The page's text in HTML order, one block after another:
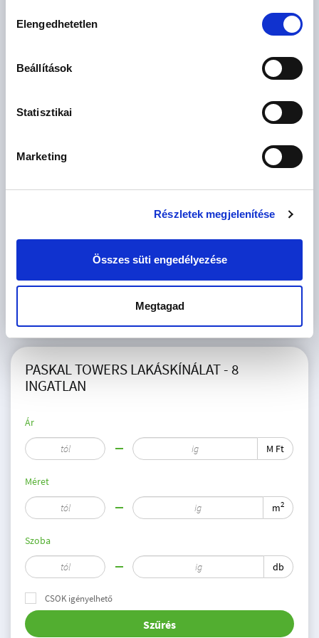
kiválasztása
Elengedhetetlen
Beállítások
Statisztikai
Marketing
Részletek megjelenítése
Összes süti engedélyezése
Megtagad
adatkezelési
tájékoztatót.
Hozzájárulok az adatvédelmi tájékoztatóban leírtak szerinti
marketing célú megkeresésekhez
küldése” gombra kattintva kijelentem, hogy az OTP Bank
megismertem és tudomásul vettem.
Ajánlatkérés elküldése
PASKAL TOWERS LAKÁSKÍNÁLAT - 8
INGATLAN
Ár
M Ft
Méret
m2
Szoba
db
CSOK igényelhető
Szűrés